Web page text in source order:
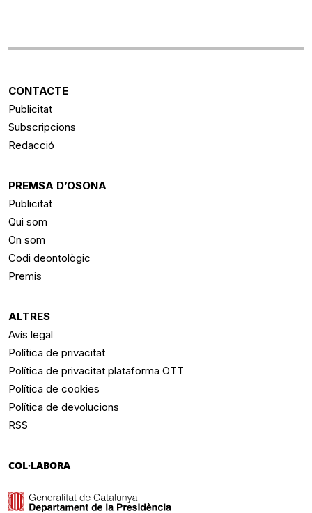
CONTACTE
Publicitat
Subscripcions
Redacció
PREMSA D’OSONA
Publicitat
Qui som
On som
Codi deontològic
Premis
ALTRES
Avís legal
Política de privacitat
Política de privacitat plataforma OTT
Política de cookies
Política de devolucions
RSS
COL·LABORA